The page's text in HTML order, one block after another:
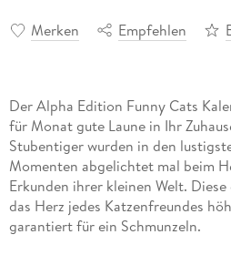
Merken Empfehlen
Der Alpha Edition Funny Cats
für Monat gute Laune in Ihr
Stubentiger wurden in den
Momenten abgelichtet mal beim
Erkunden ihrer kleinen Welt.
das Herz jedes Katzenfreundes
garantiert für ein Schmunzeln.